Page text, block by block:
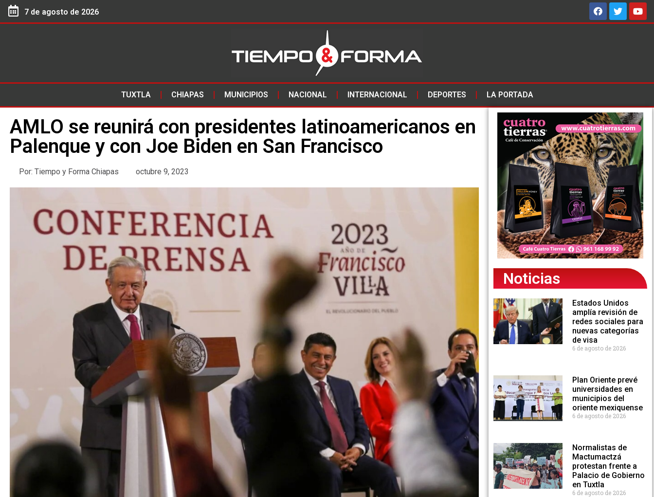
7 de agosto de 2026
TUXTLA CHIAPAS MUNICIPIOS NACIONAL INTERNACIONAL DEPORTES LA PORTADA
AMLO se reunirá con presidentes latinoamericanos en
Palenque y con Joe Biden en San Francisco
Por: Tiempo y Forma Chiapas octubre 9, 2023
Noticias
Estados Unidos
amplía revisión de
redes sociales para
nuevas categorías
de visa
6 de agosto de 2026
Plan Oriente prevé
universidades en
municipios del
oriente mexiquense
6 de agosto de 2026
Normalistas de
Mactumactzá
protestan frente a
Palacio de Gobierno
en Tuxtla
6 de agosto de 2026